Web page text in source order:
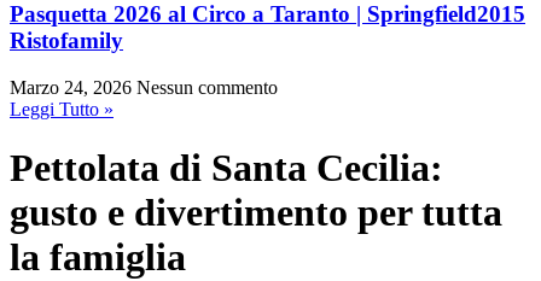
Pasquetta 2026 al Circo a Taranto | Springfield2015
Ristofamily
Marzo 24, 2026 Nessun commento
Leggi Tutto »
Pettolata di Santa Cecilia:
gusto e divertimento per tutta
la famiglia